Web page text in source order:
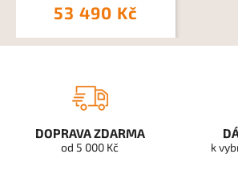
53 490 Kč
DOPRAVA ZDARMA
od 5 000 Kč k